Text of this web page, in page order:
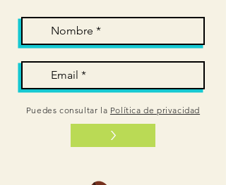
Puedes consultar la Política de privacidad
>